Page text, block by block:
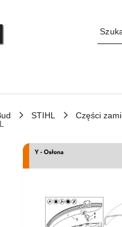
STIHL Części